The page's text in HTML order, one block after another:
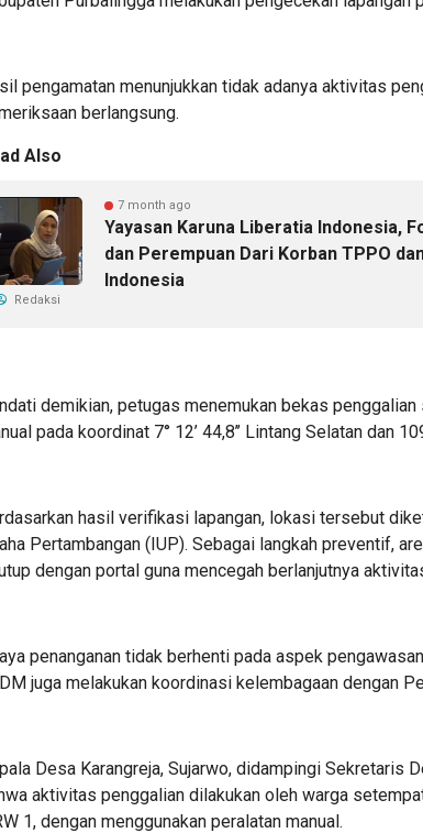
pengamatan menunjukkan tidak adanya aktivitas
berlangsung.
Also
7 month ago
Yayasan Karuna Liberatia Indonesia,
dan Perempuan Dari Korban TPPO
Indonesia
Redaksi
demikian, petugas menemukan bekas
pada koordinat 7° 12’ 44,8’’ Lintang Selatan dan
hasil verifikasi lapangan, lokasi tersebut
Pertambangan (IUP). Sebagai langkah preventif,
dengan portal guna mencegah berlanjutnya
penanganan tidak berhenti pada aspek
juga melakukan koordinasi kelembagaan dengan
Desa Karangreja, Sujarwo, didampingi Sekretaris
aktivitas penggalian dilakukan oleh warga
1, dengan menggunakan peralatan manual.